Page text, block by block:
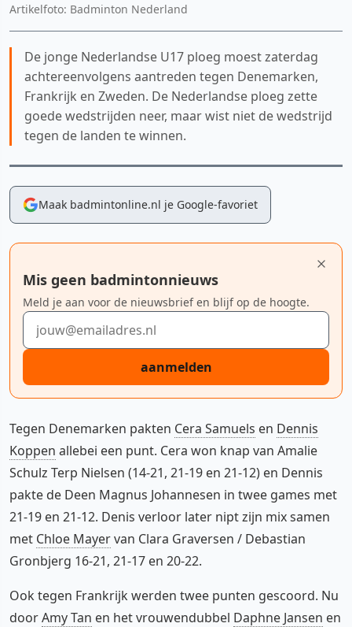
Artikelfoto: Badminton Nederland
De jonge Nederlandse U17 ploeg moest zaterdag
achtereenvolgens aantreden tegen Denemarken,
Frankrijk en Zweden. De Nederlandse ploeg zette
goede wedstrijden neer, maar wist niet de wedstrijd
tegen de landen te winnen.
Maak badmintonline.nl je Google-favoriet
Mis geen badmintonnieuws
Meld je aan voor de nieuwsbrief en blijf op de hoogte.
E-mailadres
aanmelden
Tegen Denemarken pakten Cera Samuels en Dennis
Koppen allebei een punt. Cera won knap van Amalie
Schulz Terp Nielsen (14-21, 21-19 en 21-12) en Dennis
pakte de Deen Magnus Johannesen in twee games met
21-19 en 21-12. Denis verloor later nipt zijn mix samen
met Chloe Mayervan Clara Graversen / Debastian
Gronbjerg 16-21, 21-17 en 20-22.
Ook tegen Frankrijk werden twee punten gescoord. Nu
doorAmy Tan en het vrouwendubbel Daphne Jansen en